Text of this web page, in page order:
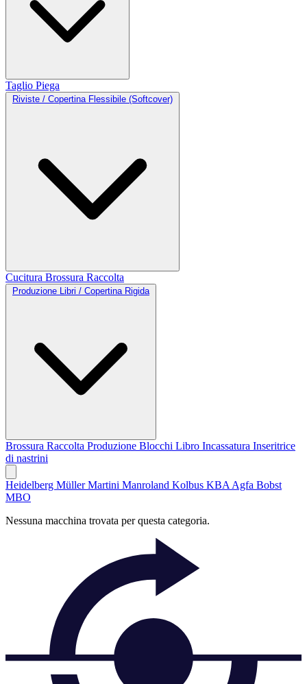
Taglio Piega
Riviste / Copertina Flessibile (Softcover)
Cucitura Brossura Raccolta
Produzione Libri / Copertina Rigida
Brossura Raccolta Produzione Blocchi Libro Incassatura Inseritrice
di nastrini
Heidelberg Müller Martini Manroland Kolbus KBA Agfa Bobst
MBO
Nessuna macchina trovata per questa categoria.